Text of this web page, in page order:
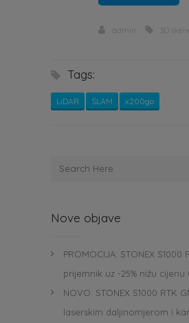
admin 3D
Tags:
LiDAR SLAM x200go
Nove objave
PROMOCIJA: STONEX S1000
prijemnik uz -25% nižu cijenu
NOVO: STONEX S1000 RTK
laserskim daljinomjerom i